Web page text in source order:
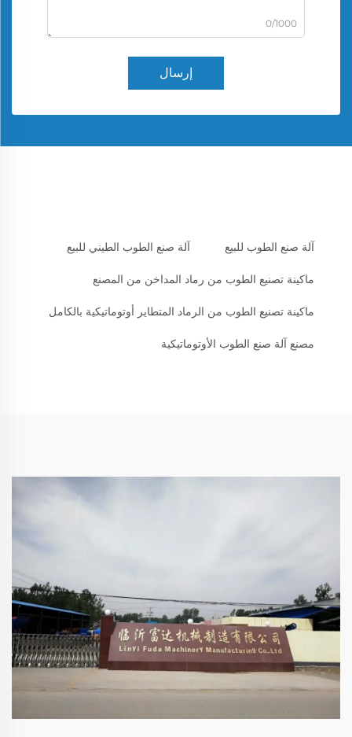
0/1000
إرسال
آلة صنع الطوب للبيع آلة صنع الطوب الطيني للبيع
ماكينة تصنيع الطوب من رماد المداخن من المصنع
ماكينة تصنيع الطوب من الرماد المتطاير أوتوماتيكية بالكامل
مصنع آلة صنع الطوب الأوتوماتيكية